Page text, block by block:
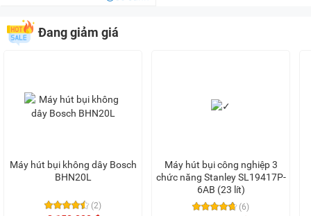
Đang giảm giá
Máy hút bụi không dây Bosch
BHN20L
(2)
Máy hút bụi công nghiệp 3
chức năng Stanley SL19417P-
6AB (23 lít)
(6)